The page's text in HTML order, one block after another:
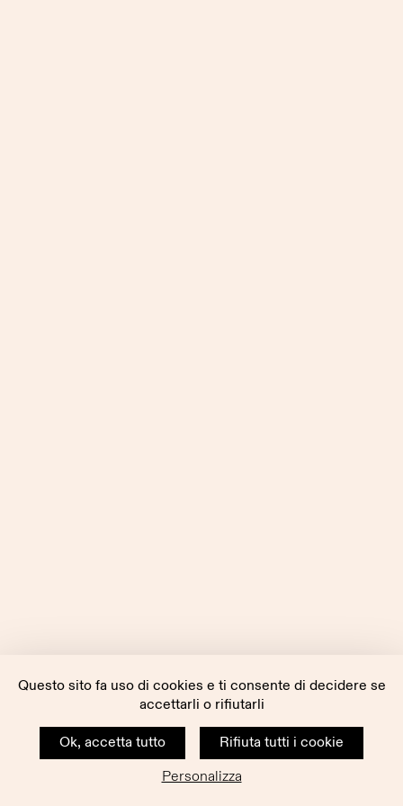
Questo sito fa uso di cookies e ti consente di decidere se
accettarli o rifiutarli
Ok, accetta tutto
Rifiuta tutti i cookie
Personalizza